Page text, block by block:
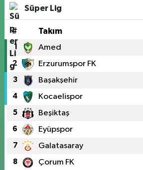
Süper Lig
# Takım
1 Amed
2 Erzurumspor FK
3 Başakşehir
4 Kocaelispor
5 Beşiktaş
6 Eyüpspor
7 Galatasaray
8 Çorum FK